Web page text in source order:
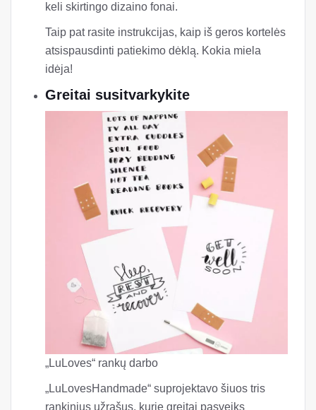
keli skirtingo dizaino fonai.
Taip pat rasite instrukcijas, kaip iš geros kortelės
atsispausdinti patiekimo dėklą. Kokia miela
idėja!
Greitai susitvarkykite
„LuLoves“ rankų darbo
„LuLovesHandmade“ suprojektavo šiuos tris
rankinius užrašus, kurie greitai pasveiks